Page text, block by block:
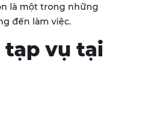
là một trong những
đến làm việc.
tạp vụ tại